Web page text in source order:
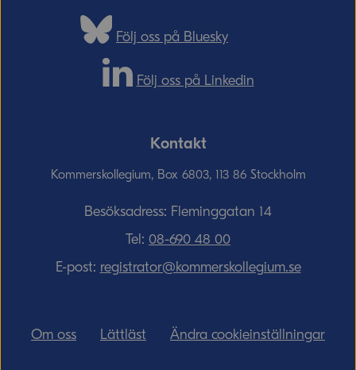
Följ oss på Bluesky
Följ oss på Linkedin
Kontakt
Kommerskollegium, Box 6803, 113 86 Stockholm
Besöksadress: Fleminggatan 14
Tel: 08-690­ 48­ 00
E-post: registrator@kommerskollegium.se
Om oss Lättläst Ändra cookieinställningar